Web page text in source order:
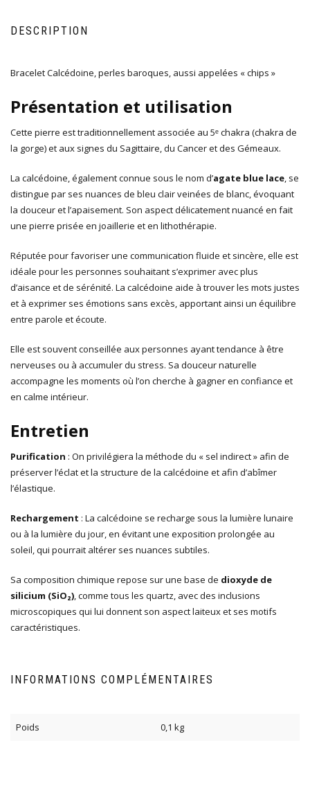
DESCRIPTION
Bracelet Calcédoine, perles baroques, aussi appelées « chips »
Présentation et utilisation
Cette pierre est traditionnellement associée au 5ᵉ chakra (chakra de
la gorge) et aux signes du Sagittaire, du Cancer et des Gémeaux.
La calcédoine, également connue sous le nom d’agate blue lace , se
distingue par ses nuances de bleu clair veinées de blanc, évoquant
la douceur et l’apaisement. Son aspect délicatement nuancé en fait
une pierre prisée en joaillerie et en lithothérapie.
Réputée pour favoriser une communication fluide et sincère, elle est
idéale pour les personnes souhaitant s’exprimer avec plus
d’aisance et de sérénité. La calcédoine aide à trouver les mots justes
et à exprimer ses émotions sans excès, apportant ainsi un équilibre
entre parole et écoute.
Elle est souvent conseillée aux personnes ayant tendance à être
nerveuses ou à accumuler du stress. Sa douceur naturelle
accompagne les moments où l’on cherche à gagner en confiance et
en calme intérieur.
Entretien
Purification : On privilégiera la méthode du « sel indirect » afin de
préserver l’éclat et la structure de la calcédoine et afin d’abîmer
l’élastique.
Rechargement : La calcédoine se recharge sous la lumière lunaire
ou à la lumière du jour, en évitant une exposition prolongée au
soleil, qui pourrait altérer ses nuances subtiles.
Sa composition chimique repose sur une base de dioxyde de
silicium (SiO₂) , comme tous les quartz, avec des inclusions
microscopiques qui lui donnent son aspect laiteux et ses motifs
caractéristiques.
INFORMATIONS COMPLÉMENTAIRES
Poids 0,1 kg